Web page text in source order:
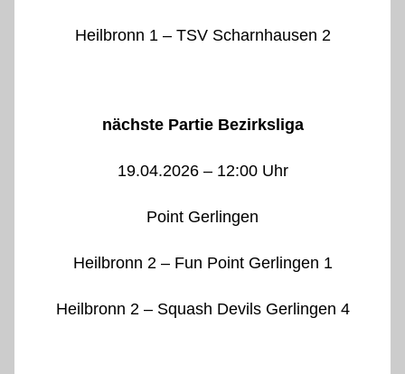
Heilbronn 1 – TSV Scharnhausen 2
nächste Partie Bezirksliga
19.04.2026 – 12:00 Uhr
Point Gerlingen
Heilbronn 2 – Fun Point Gerlingen 1
Heilbronn 2 – Squash Devils Gerlingen 4